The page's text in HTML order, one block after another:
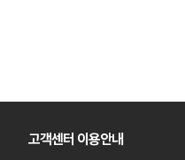
고객센터 이용안내